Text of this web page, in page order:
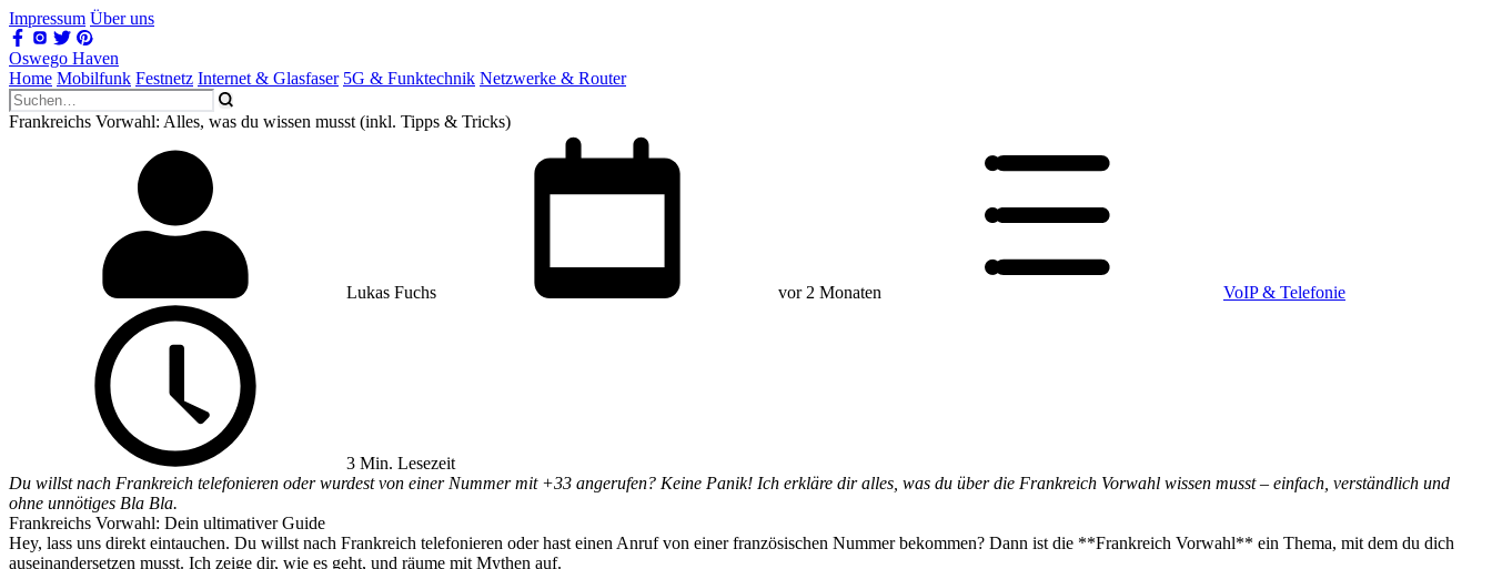
Impressum Über uns
Oswego Haven
Home Mobilfunk Festnetz Internet & Glasfaser 5G & Funktechnik Netzwerke & Router
Frankreichs Vorwahl: Alles, was du wissen musst (inkl. Tipps & Tricks)
Lukas Fuchs vor 2 Monaten VoIP & Telefonie
3 Min. Lesezeit
Du willst nach Frankreich telefonieren oder wurdest von einer Nummer mit +33 angerufen? Keine Panik! Ich erkläre dir alles, was du über die Frankreich Vorwahl wissen musst – einfach, verständlich und
ohne unnötiges Bla Bla.
Frankreichs Vorwahl: Dein ultimativer Guide
Hey, lass uns direkt eintauchen. Du willst nach Frankreich telefonieren oder hast einen Anruf von einer französischen Nummer bekommen? Dann ist die **Frankreich Vorwahl** ein Thema, mit dem du dich
auseinandersetzen musst. Ich zeige dir, wie es geht, und räume mit Mythen auf.